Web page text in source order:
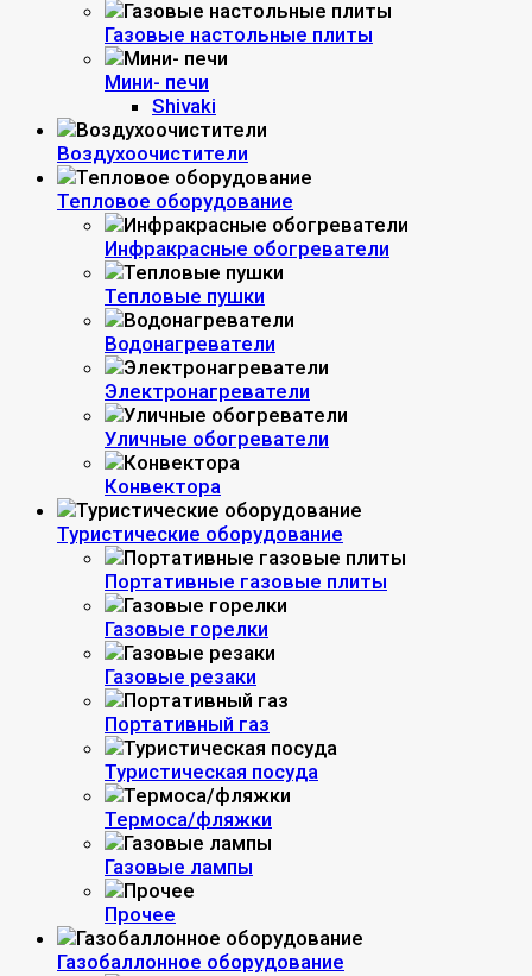
Газовые настольные плиты
Мини- печи
Shivaki
Воздухоочистители
Тепловое оборудование
Инфракрасные обогреватели
Тепловые пушки
Водонагреватели
Электронагреватели
Уличные обогреватели
Конвектора
Туристические оборудование
Портативные газовые плиты
Газовые горелки
Газовые резаки
Портативный газ
Туристическая посуда
Термоса/фляжки
Газовые лампы
Прочее
Газобаллонное оборудование